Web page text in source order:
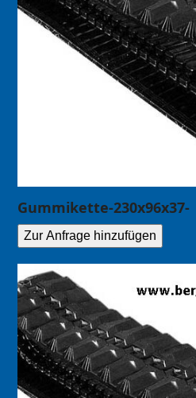
Gummikette-230x96x37-
Zur Anfrage hinzufügen